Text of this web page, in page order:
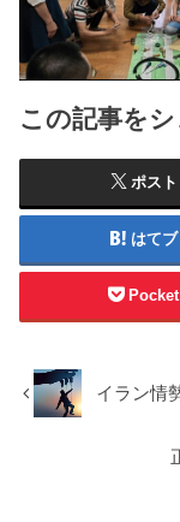
この記事を
ポスト
はてブ
Pocket
イラン情